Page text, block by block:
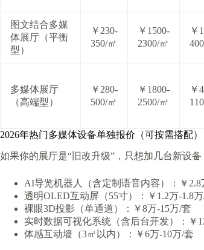
图文结合多媒
体展厅（平衡
型）
￥230-
350/㎡
￥1500-
2300/㎡
￥
多媒体展厅
（高端型）
￥280-
500/㎡
￥1800-
2500/㎡
￥
2026年热门多媒体设备单独报价（可按需搭配）
如果你的展厅是“旧改升级”，只想加几台新设备
AI导览机器人（含定制语音内容）：￥2.8
透明OLED互动屏（55寸）：￥1.2万-1.8万
裸眼3D投影（单通道）：￥8万-15万/套
实时数据可视化系统（含后台开发）：￥
体感互动墙（3㎡以内）：￥6万-10万/套